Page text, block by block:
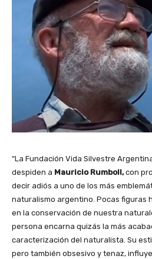
“La Fundación Vida Silvestre
despiden a Mauricio Rumboll,con
decir adiós a uno de los más
naturalismo argentino. Pocas figuras
en la conservación de nuestra
persona encarna quizás la más
caracterización del naturalista. Su
pero también obsesivo y tenaz,